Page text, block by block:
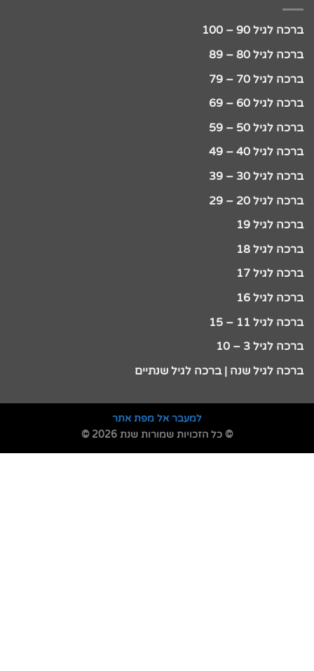
ברכה לגיל 90 – 100
ברכה לגיל 80 – 89
ברכה לגיל 70 – 79
ברכה לגיל 60 – 69
ברכה לגיל 50 – 59
ברכה לגיל 40 – 49
ברכה לגיל 30 – 39
ברכה לגיל 20 – 29
ברכה לגיל 19
ברכה לגיל 18
ברכה לגיל 17
ברכה לגיל 16
ברכה לגיל 11 – 15
ברכה לגיל 3 – 10
ברכה לגיל שנה | ברכה לגיל שנתיים
למעבר אל מפת אתר
© כל הזכויות שמורות שנת 2026 ©